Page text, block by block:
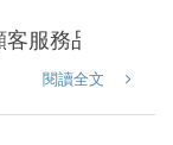
服務品質，讓
閱讀全文